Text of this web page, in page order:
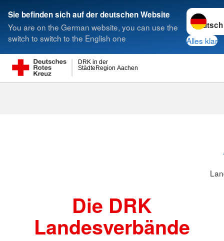
Sie befinden sich auf der deutschen Website
You are on the German website, you can use the
switch to switch to the English one
Sprache
Alles klar
StädteRegion Aachen
DRK in der
Suche
Die DRK
Landesverbände